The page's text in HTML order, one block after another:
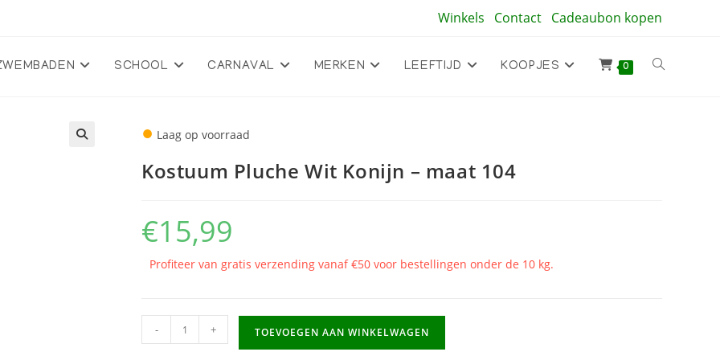
Winkels Contact Cadeaubon kopen
SCHOOL CARNAVAL MERKEN LEEFTIJD KOOPJES 0 Toggle
● Laag op voorraad
Kostuum Pluche Wit Konijn – maat 104
€15,99
Profiteer van gratis verzending vanaf €50 voor bestellingen onder de 10 kg.
Kostuum
Pluche
- + TOEVOEGEN AAN WINKELWAGEN